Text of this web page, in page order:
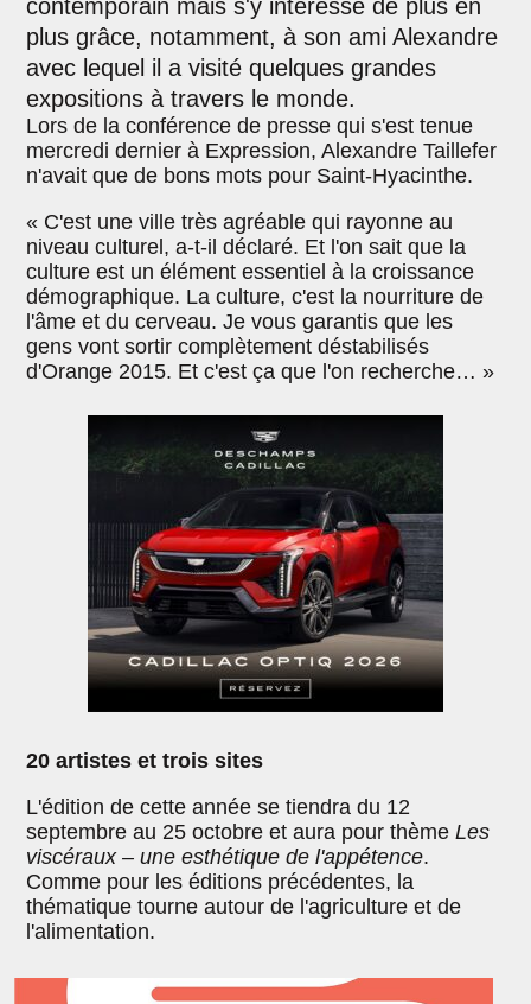
contemporain mais s'y intéresse de plus en
plus grâce, notamment, à son ami Alexandre
avec lequel il a visité quelques grandes
expositions à travers le monde.
Lors de la conférence de presse qui s'est tenue
mercredi dernier à Expression, Alexandre Taillefer
n'avait que de bons mots pour Saint-Hyacinthe.
« C'est une ville très agréable qui rayonne au
niveau culturel, a-t-il déclaré. Et l'on sait que la
culture est un élément essentiel à la croissance
démographique. La culture, c'est la nourriture de
l'âme et du cerveau. Je vous garantis que les
gens vont sortir complètement déstabilisés
d'Orange 2015. Et c'est ça que l'on recherche… »
20 artistes et trois sites
L'édition de cette année se tiendra du 12
septembre au 25 octobre et aura pour thèmeLes
viscéraux – une esthétique de l'appétence.
Comme pour les éditions précédentes, la
thématique tourne autour de l'agriculture et de
l'alimentation.